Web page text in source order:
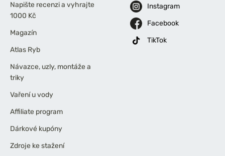
Napište recenzi a vyhrajte
1000 Kč
Magazín
Atlas Ryb
Návazce, uzly, montáže a
triky
Vaření u vody
Affiliate program
Dárkové kupóny
Zdroje ke stažení
Instagram
Facebook
TikTok